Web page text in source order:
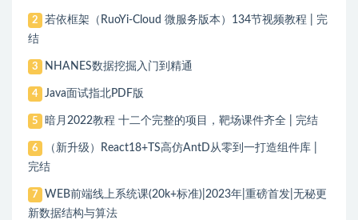
2
若依框架（RuoYi-Cloud 微服务版本）134节视频教程 | 完
结
3 NHANES数据挖掘入门到精通
4 Java面试指北PDF版
5 暗月2022教程 十二个完整的项目，靶场课件齐全 | 完结
6
（新升级）React18+TS高仿AntD从零到一打造组件库 |
完结
7
WEB前端线上系统课(20k+标准)|2023年|重磅首发|无秘更
新数据结构与算法